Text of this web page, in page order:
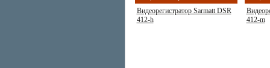
Видеорегистратор Sarmatt DSR
412-h
412-m